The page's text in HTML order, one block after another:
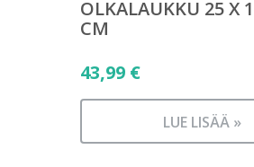
OLKALAUKKU 25 X
CM
43,99 €
LUE LISÄÄ »